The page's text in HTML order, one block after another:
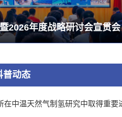
能系统关键技术”成果荣
大会
举工作
2026年度战略研讨会宣贯会
所举办2026届研究生毕
普动态
在中温天然气制氢研究中取得重要